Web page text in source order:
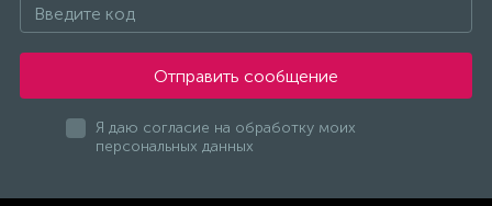
Отправить сообщение
Я даю согласие на обработку моих
персональных данных